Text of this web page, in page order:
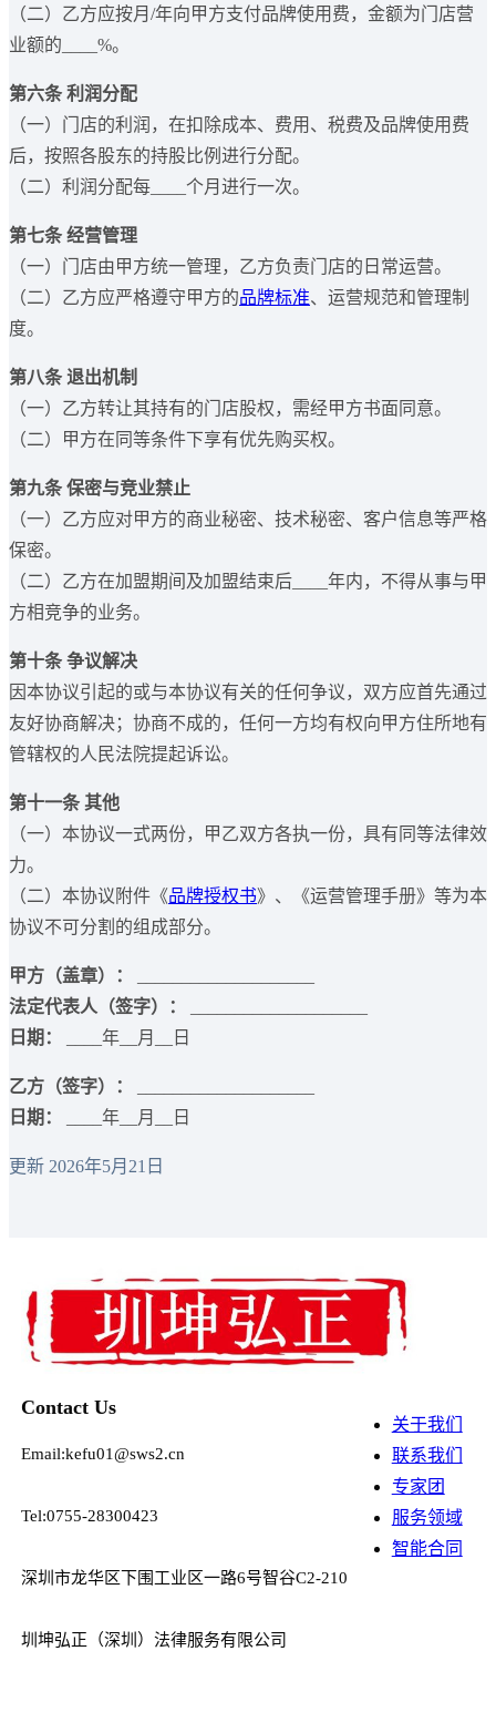
（二）乙方应按月/年向甲方支付品牌使用费，金额为门店营
业额的____%。
第六条 利润分配
（一）门店的利润，在扣除成本、费用、税费及品牌使用费
后，按照各股东的持股比例进行分配。
（二）利润分配每____个月进行一次。
第七条 经营管理
（一）门店由甲方统一管理，乙方负责门店的日常运营。
（二）乙方应严格遵守甲方的品牌标准、运营规范和管理制
度。
第八条 退出机制
（一）乙方转让其持有的门店股权，需经甲方书面同意。
（二）甲方在同等条件下享有优先购买权。
第九条 保密与竞业禁止
（一）乙方应对甲方的商业秘密、技术秘密、客户信息等严格
保密。
（二）乙方在加盟期间及加盟结束后____年内，不得从事与甲
方相竞争的业务。
第十条 争议解决
因本协议引起的或与本协议有关的任何争议，双方应首先通过
友好协商解决；协商不成的，任何一方均有权向甲方住所地有
管辖权的人民法院提起诉讼。
第十一条 其他
（一）本协议一式两份，甲乙双方各执一份，具有同等法律效
力。
（二）本协议附件《品牌授权书》、《运营管理手册》等为本
协议不可分割的组成部分。
甲方（盖章）：
法定代表人（签字）：
日期：
____年__月__日
乙方（签字）：
日期：
____年__月__日
更新 2026年5月21日
Contact Us
Email:kefu01@sws2.cn
Tel:0755-28300423
深圳市龙华区下围工业区一路6号智谷C2-210
圳坤弘正（深圳）法律服务有限公司
关于我们
联系我们
专家团
服务领域
智能合同